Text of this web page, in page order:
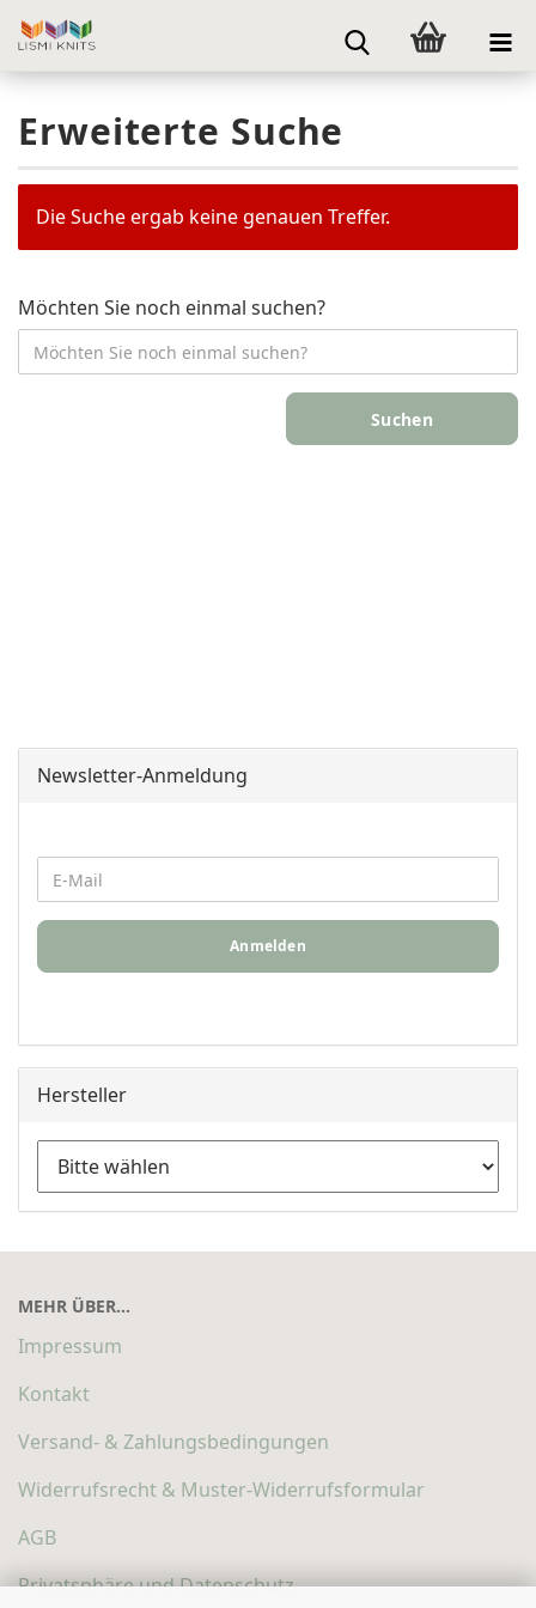
Erweiterte Suche
Die Suche ergab keine genauen Treffer.
Möchten Sie noch einmal suchen?
Suchen
Newsletter-Anmeldung
Anmelden
Hersteller
MEHR ÜBER...
Impressum
Kontakt
Versand- & Zahlungsbedingungen
Widerrufsrecht & Muster-Widerrufsformular
AGB
Privatsphäre und Datenschutz